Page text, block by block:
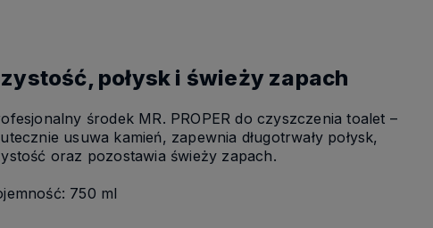
połysk i świeży zapach
środek MR. PROPER do czyszczenia toalet –
usuwa kamień, zapewnia długotrwały połysk,
oraz pozostawia świeży zapach.
750 ml